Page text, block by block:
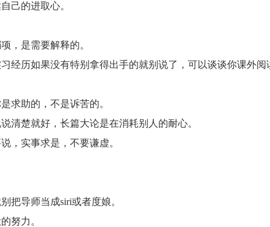
的进取心。
是需要解释的。
历如果没有特别拿得出手的就别说了，可以谈谈你课外阅
助的，不是诉苦的。
楚就好，长篇大论是在消耗别人的耐心。
实事求是，不要谦虚。
导师当成siri或者度娘。
努力。